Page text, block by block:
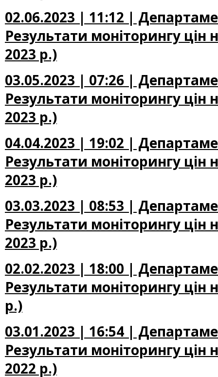
02.06.2023 | 11:12 |
Результати моніторингу цін
2023 р.)
03.05.2023 | 07:26 |
Результати моніторингу цін
2023 р.)
04.04.2023 | 19:02 |
Результати моніторингу цін
2023 р.)
03.03.2023 | 08:53 |
Результати моніторингу цін
2023 р.)
02.02.2023 | 18:00 |
Результати моніторингу цін
р.)
03.01.2023 | 16:54 |
Результати моніторингу цін
2022 р.)